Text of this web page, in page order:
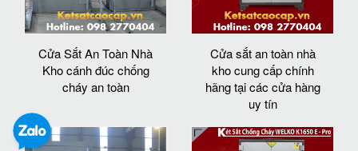
Cửa Sắt An Toàn Nhà
Kho cánh đúc chống
cháy an toàn
Cửa sắt an toàn nhà
kho cung cấp chính
hãng tại các cửa hàng
uy tín